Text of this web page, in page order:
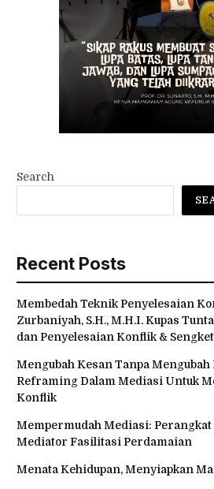
Search
Recent Posts
Membedah Teknik Penyelesaian
Zurbaniyah, S.H., M.H.I. Kupas
dan Penyelesaian Konflik &
Mengubah Kesan Tanpa
Reframing Dalam Mediasi Untuk
Konflik
Mempermudah Mediasi:
Mediator Fasilitasi Perdamaian
Menata Kehidupan, Menyiapkan